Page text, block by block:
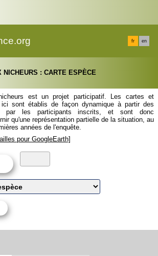
fr en
NICHEURS : CARTE ESPÈCE
est un projet participatif. Les cartes et
ici sont établis de façon dynamique à partir des
par les participants inscrits, et sont donc
qu'une représentation partielle de la situation, au
années de l'enquête.
pour GoogleEarth]